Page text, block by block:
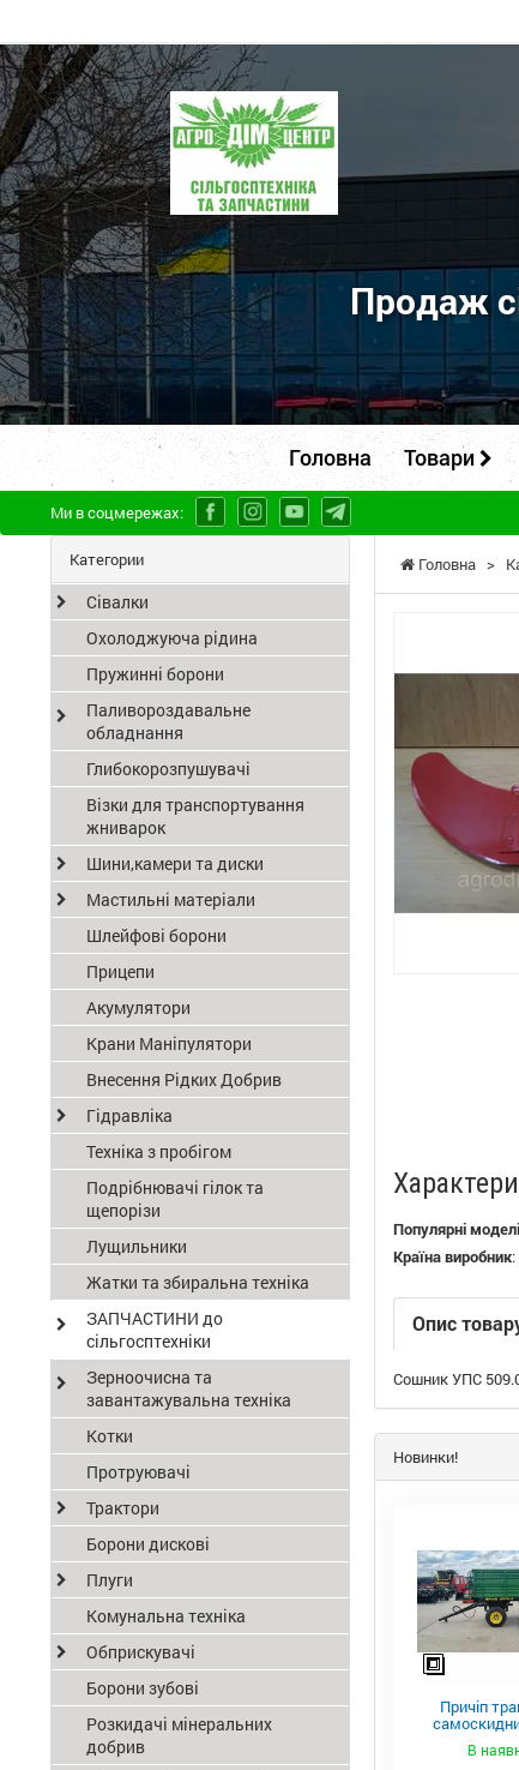
ПП
"Агродім-
центр"
-
продаж
сільськогосподарської
техніки
та
запчастин
Продаж
Головна Товари
Ми в соцмережах:
Головна >
Популярні моделі
Країна виробник:
Опис
Сошник УПС
Новинки!
Причіп
В
Категории
Сівалки
Охолоджуюча рідина
Пружинні борони
Паливороздавальне
обладнання
Глибокорозпушувачі
Візки для транспортування
жниварок
Шини,камери та диски
Мастильні матеріали
Шлейфові борони
Прицепи
Акумулятори
Крани Маніпулятори
Внесення Рідких Добрив
Гідравліка
Техніка з пробігом
Подрібнювачі гілок та
щепорізи
Лущильники
Жатки та збиральна техніка
ЗАПЧАСТИНИ до
сільгосптехніки
Зерноочисна та
завантажувальна техніка
Котки
Протруювачі
Трактори
Борони дискові
Плуги
Комунальна техніка
Обприскувачі
Борони зубові
Розкидачі мінеральних
добрив